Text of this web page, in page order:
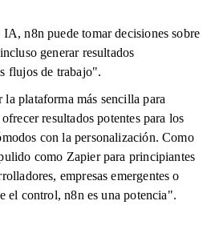
n8n puede tomar decisiones sobre
generar resultados
flujos de trabajo".
plataforma más sencilla para
resultados potentes para los
con la personalización. Como
como Zapier para principiantes
empresas emergentes o
el control, n8n es una potencia".